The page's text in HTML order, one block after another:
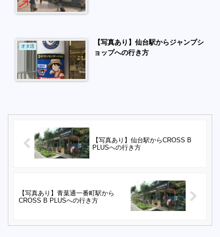
オタ活
【写真あり】仙台駅からジャンプシ
ョップへの行き方
【写真あり】仙台駅からCROSS B
PLUSへの行き方
【写真あり】青葉通一番町駅から
CROSS B PLUSへの行き方